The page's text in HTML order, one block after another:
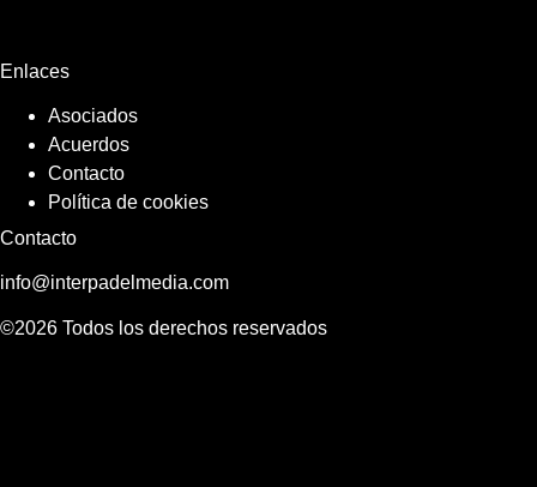
Enlaces
Asociados
Acuerdos
Contacto
Política de cookies
Contacto
info@interpadelmedia.com
©2026 Todos los derechos reservados